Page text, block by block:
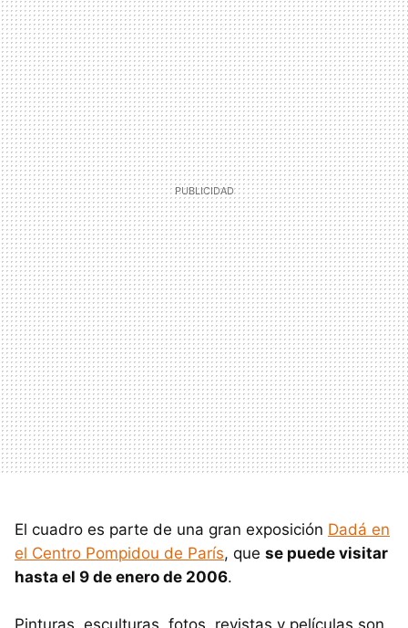
El cuadro es parte de una gran exposición Dadá en
el Centro Pompidou de París, que se puede visitar
hasta el 9 de enero de 2006.
Pinturas, esculturas, fotos, revistas y películas son